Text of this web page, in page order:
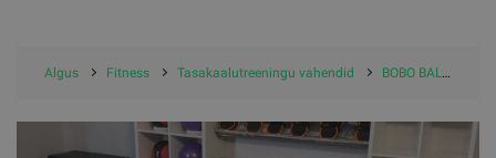
Algus Fitness Tasakaalutreeningu vahendid BOBO BALANCE tasakaalutreeningu vahendid